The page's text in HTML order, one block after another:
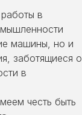
в
машины, но и
заботящиеся о
в
честь быть